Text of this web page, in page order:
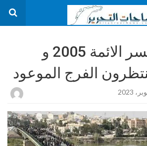
منذ كارثة جسر الائمة 2005 و
الفرج الموعود